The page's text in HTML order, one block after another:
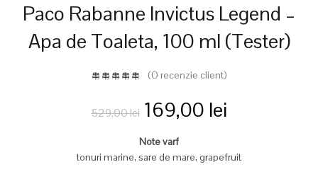
Paco Rabanne Invictus Legend –
Apa de Toaleta, 100 ml (Tester)
(O recenzie client)
529,00lei Prețul
inițial
169,00 leiPrețul
Note varf
tonuri marine, sare de mare, grapefruit